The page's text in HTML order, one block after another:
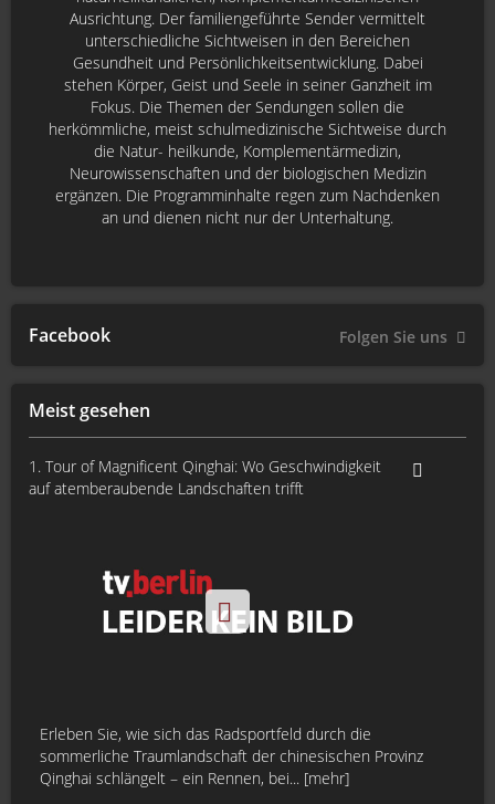
Meist gesehen
1. Tour of Magnificent Qinghai: Wo Geschwindigkeit
auf atemberaubende Landschaften trifft
Erleben Sie, wie sich das Radsportfeld durch die
sommerliche Traumlandschaft der chinesischen Provinz
Qinghai schlängelt – ein Rennen, bei... [mehr]
Ausrichtung. Der familiengeführte Sender vermittelt
unterschiedliche Sichtweisen in den Bereichen
Gesundheit und Persönlichkeitsentwicklung. Dabei
stehen Körper, Geist und Seele in seiner Ganzheit im
Fokus. Die Themen der Sendungen sollen die
herkömmliche, meist schulmedizinische Sichtweise durch
die Natur- heilkunde, Komplementärmedizin,
Neurowissenschaften und der biologischen Medizin
ergänzen. Die Programminhalte regen zum Nachdenken
an und dienen nicht nur der Unterhaltung.
Facebook Folgen Sie uns